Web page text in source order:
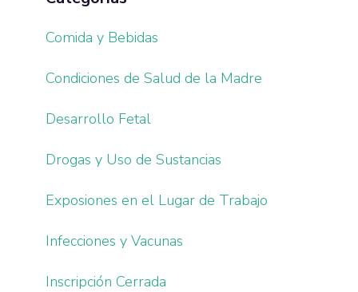
Comida y Bebidas
Condiciones de Salud de la Madre
Desarrollo Fetal
Drogas y Uso de Sustancias
Exposiones en el Lugar de Trabajo
Infecciones y Vacunas
Inscripción Cerrada